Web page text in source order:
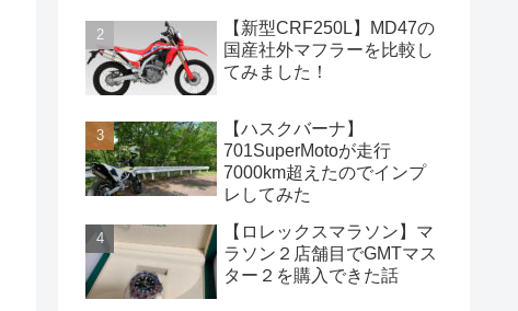
【新型CRF250L】MD47の
国産社外マフラーを比較し
てみました！
【ハスクバーナ】
701SuperMotoが走行
7000km超えたのでインプ
レしてみた
【ロレックスマラソン】マ
ラソン２店舗目でGMTマス
ター２を購入できた話